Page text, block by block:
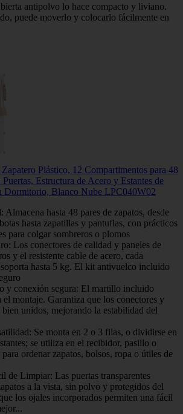
antipolvo lo hace compacto y liviano.
puede moverlo y colocarlo fácilmente en
Plástico, 12 Compartimentos para 48
Puertas, Estructura de Acero y Estantes de
Dormitorio, Blanco Nube LPC040W02
Almacena hasta 48 pares de zapatos, desde
hasta zapatillas y pantuflas, con prácticos
para colgar sombreros o plomos
Los conectores de calidad y paneles de
y el resistente cable de acero, cada
hasta 5 kg. El kit antivuelco incluido
y conexión segura: El martillo incluido
montaje. Garantiza que los conectores y
bien unidos, mejorando la estabilidad del
Se monta en 2 o 3 filas, o dividirse en
se utiliza en el recibidor, pasillo o
ordenar zapatos, bolsos, ropa o útiles de
de Limpiar: Las puertas transparentes
a la vista, sin polvo y protegidos del
los ojales incorporados permiten una fácil